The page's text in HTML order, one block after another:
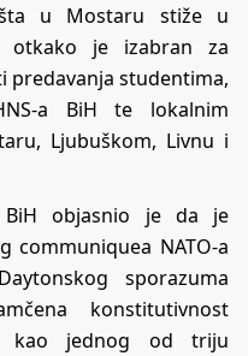
u Mostaru stiže u
je izabran za
predavanja studentima,
a BiH te lokalnim
Ljubuškom, Livnu i
objasnio je da je
communiquea NATO-a
sporazuma
konstitutivnost
kao jednog od triju